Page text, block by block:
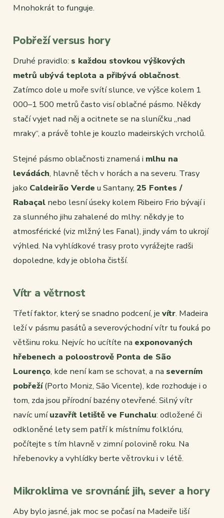
Mnohokrát to funguje.
Pobřeží versus hory
Druhé pravidlo: s každou stovkou výškových
metrů ubývá teplota a přibývá oblačnost.
Zatímco dole u moře svítí slunce, ve výšce kolem 1
000–1 500 metrů často visí oblačné pásmo. Někdy
stačí vyjet nad něj a ocitnete se na sluníčku „nad
mraky“, a právě tohle je kouzlo madeirských vrcholů.
Stejné pásmo oblačnosti znamená i mlhu na
levádách, hlavně těch v horách a na severu. Trasy
jako Caldeirão Verde u Santany, 25 Fontes /
Rabaçal nebo lesní úseky kolem Ribeiro Frio bývají i
za slunného jihu zahalené do mlhy: někdy je to
atmosférické (viz mlžný les Fanal), jindy vám to ukrojí
výhled. Na vyhlídkové trasy proto vyrážejte radši
dopoledne, kdy je obloha čistší.
Vítr a větrnost
Třetí faktor, který se snadno podcení, je vítr. Madeira
leží v pásmu pasátů a severovýchodní vítr tu fouká po
většinu roku. Nejvíc ho ucítíte na exponovaných
hřebenech a poloostrově Ponta de São
Lourenço, kde není kam se schovat, a na severním
pobřeží(Porto Moniz, São Vicente), kde rozhoduje i o
tom, zda jsou přírodní bazény otevřené. Silný vítr
navíc umíuzavřít letiště ve Funchalu: odložené či
odkloněné lety sem patří k místnímu folklóru,
počítejte s tím hlavně v zimní polovině roku. Na
hřebenovky a vyhlídky berte větrovku i v létě.
Mikroklima ve srovnání: jih, sever a hory
Aby bylo jasné, jak moc se počasí na Madeiře liší